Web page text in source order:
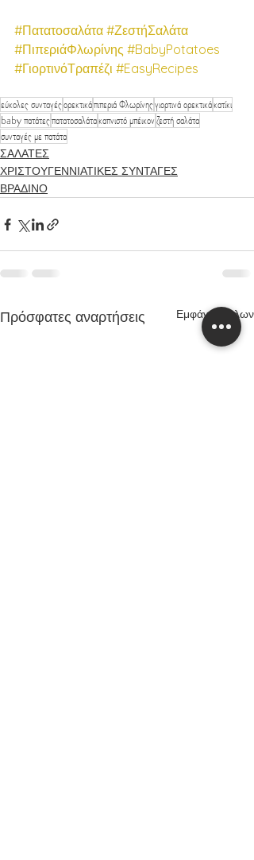
#Πατατοσαλάτα #ΖεστήΣαλάτα
#ΠιπεριάΦλωρίνης #BabyPotatoes
#ΓιορτινόΤραπέζι #EasyRecipes
εύκολες συνταγέςορεκτικάπιπεριά Φλωρίνηςγιορτινά ορεκτικάκατίκι
baby πατάτεςπατατοσαλάτακαπνιστό μπέικονζεστή σαλάτα
συνταγές με πατάτα
ΣΑΛΑΤΕΣ
ΧΡΙΣΤΟΥΓΕΝΝΙΑΤΙΚΕΣ ΣΥΝΤΑΓΕΣ
ΒΡΑΔΙΝΟ
Πρόσφατες αναρτήσεις Εμφάνιση όλων